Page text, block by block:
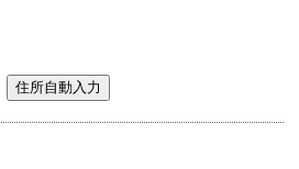
住所自動入力